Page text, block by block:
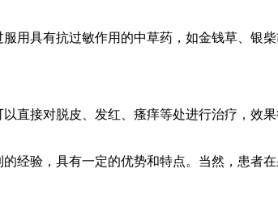
用具有抗过敏作用的中草药，如金钱草、银
直接对脱皮、发红、瘙痒等处进行治疗，效
经验，具有一定的优势和特点。当然，患者